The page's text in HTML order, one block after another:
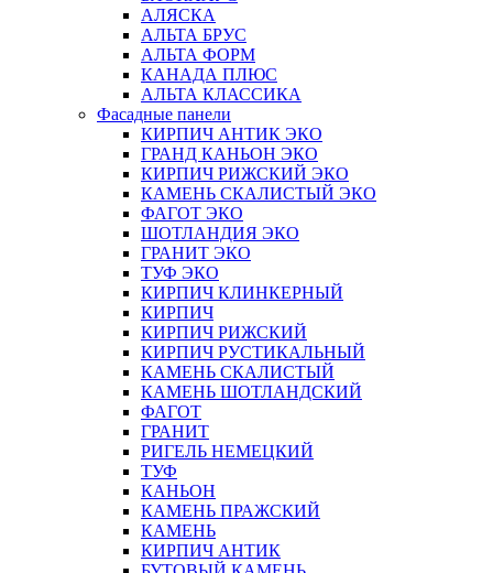
АЛЯСКА
АЛЬТА БРУС
АЛЬТА ФОРМ
КАНАДА ПЛЮС
АЛЬТА КЛАССИКА
Фасадные панели
КИРПИЧ АНТИК ЭКО
ГРАНД КАНЬОН ЭКО
КИРПИЧ РИЖСКИЙ ЭКО
КАМЕНЬ СКАЛИСТЫЙ ЭКО
ФАГОТ ЭКО
ШОТЛАНДИЯ ЭКО
ГРАНИТ ЭКО
ТУФ ЭКО
КИРПИЧ КЛИНКЕРНЫЙ
КИРПИЧ
КИРПИЧ РИЖСКИЙ
КИРПИЧ РУСТИКАЛЬНЫЙ
КАМЕНЬ СКАЛИСТЫЙ
КАМЕНЬ ШОТЛАНДСКИЙ
ФАГОТ
ГРАНИТ
РИГЕЛЬ НЕМЕЦКИЙ
ТУФ
КАНЬОН
КАМЕНЬ ПРАЖСКИЙ
КАМЕНЬ
КИРПИЧ АНТИК